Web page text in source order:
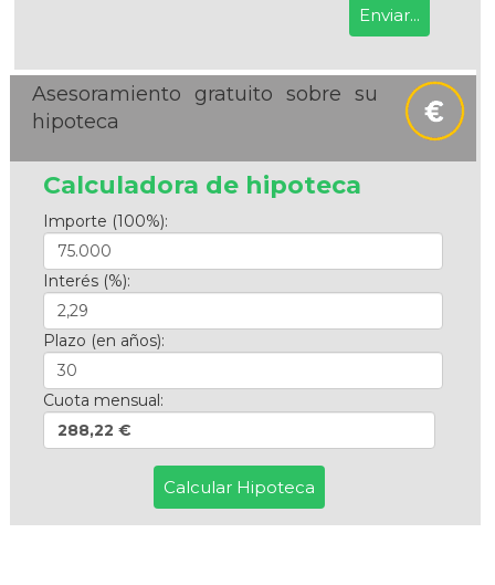
Asesoramiento gratuito sobre su
hipoteca
Calculadora de hipoteca
Importe (100%):
Interés (%):
Plazo (en años):
Cuota mensual:
288,22 €